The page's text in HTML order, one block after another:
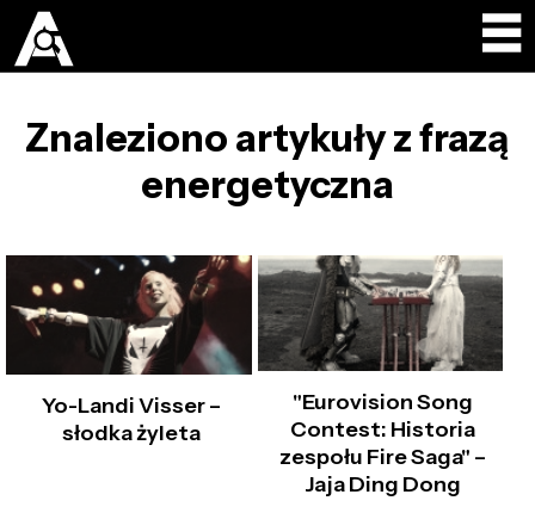
Znaleziono artykuły z frazą
energetyczna
Yo-Landi Visser –
słodka żyleta
"Eurovision Song
Contest: Historia
zespołu Fire Saga" –
Jaja Ding Dong